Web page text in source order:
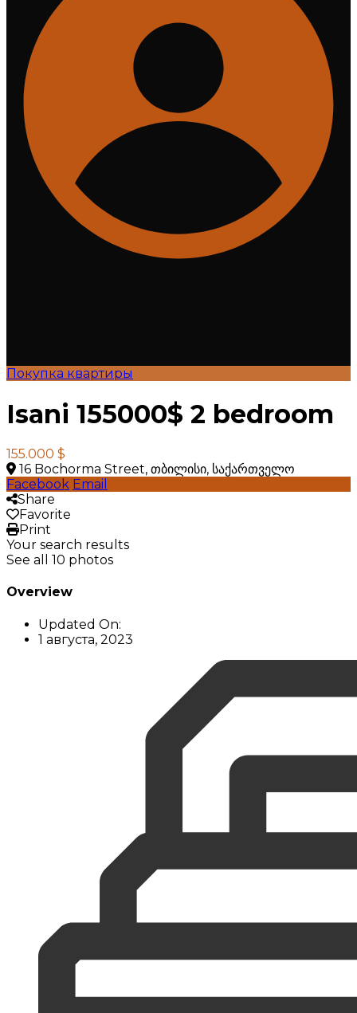
Покупка квартиры
Isani 155000$ 2 bedroom
155.000 $
16 Bochorma Street, თბილისი, საქართველო
Facebook Email
Share
Favorite
Print
Your search results
See all 10 photos
Overview
Updated On:
1 августа, 2023